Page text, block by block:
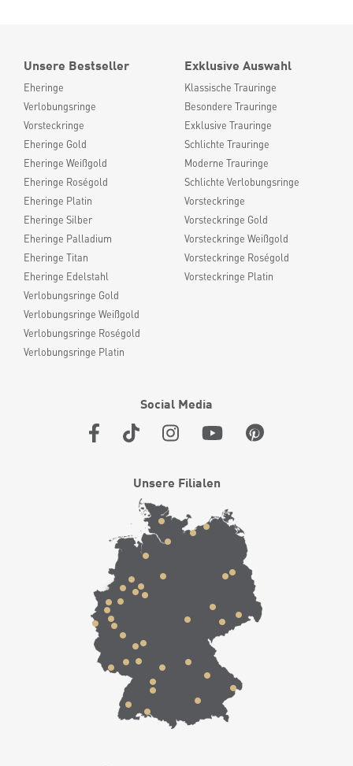
Unsere Bestseller
Eheringe
Verlobungsringe
Vorsteckringe
Eheringe Gold
Eheringe Weißgold
Eheringe Roségold
Eheringe Platin
Eheringe Silber
Eheringe Palladium
Eheringe Titan
Eheringe Edelstahl
Verlobungsringe Gold
Verlobungsringe Weißgold
Verlobungsringe Roségold
Verlobungsringe Platin
Exklusive Auswahl
Klassische Trauringe
Besondere Trauringe
Exklusive Trauringe
Schlichte Trauringe
Moderne Trauringe
Schlichte Verlobungsringe
Vorsteckringe
Vorsteckringe Gold
Vorsteckringe Weißgold
Vorsteckringe Roségold
Vorsteckringe Platin
Social Media
Unsere Filialen